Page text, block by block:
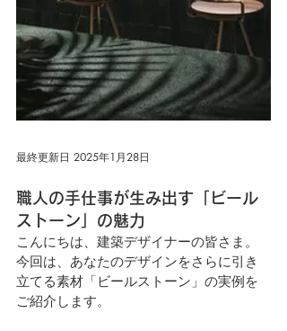
最終更新日 2025年1月28日
職人の手仕事が生み出す「ビール
ストーン」の魅力
こんにちは、建築デザイナーの皆さま。
今回は、あなたのデザインをさらに引き
立てる素材「ビールストーン」の実例を
ご紹介します。